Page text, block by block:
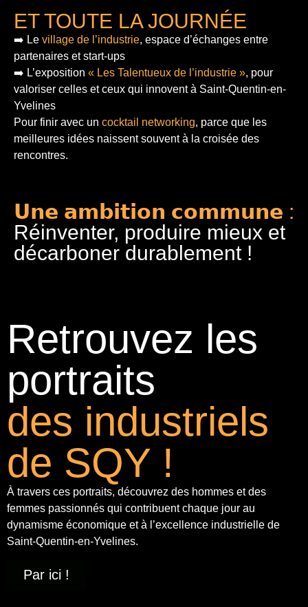
ET TOUTE LA JOURNÉE
➡️ Le village de l’industrie, espace d’échanges entre
partenaires et start-ups
➡️ L’exposition « Les Talentueux de l’industrie », pour
valoriser celles et ceux qui innovent à Saint-Quentin-en-
Yvelines
Pour finir avec un cocktail networking, parce que les
meilleures idées naissent souvent à la croisée des
rencontres.
𝗨𝗻𝗲 𝗮𝗺𝗯𝗶𝘁𝗶𝗼𝗻 𝗰𝗼𝗺𝗺𝘂𝗻𝗲 :
Réinventer, produire mieux et
décarboner durablement !
Retrouvez les
portraits
des industriels
de SQY !
À travers ces portraits, découvrez des hommes et des
femmes passionnés qui contribuent chaque jour au
dynamisme économique et à l’excellence industrielle de
Saint-Quentin-en-Yvelines.
Par ici !